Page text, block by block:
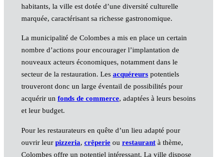
habitants, la ville est dotée d’une diversité culturelle
marquée, caractérisant sa richesse gastronomique.
La municipalité de Colombes a mis en place un certain
nombre d’actions pour encourager l’implantation de
nouveaux acteurs économiques, notamment dans le
secteur de la restauration. Les acquéreurspotentiels
trouveront donc un large éventail de possibilités pour
acquérir un fonds de commerce, adaptées à leurs besoins
et leur budget.
Pour les restaurateurs en quête d’un lieu adapté pour
ouvrir leur pizzeria, crêperieou restaurantà thème,
Colombes offre un potentiel intéressant. La ville dispose